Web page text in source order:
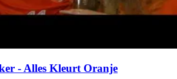
- Alles Kleurt Oranje